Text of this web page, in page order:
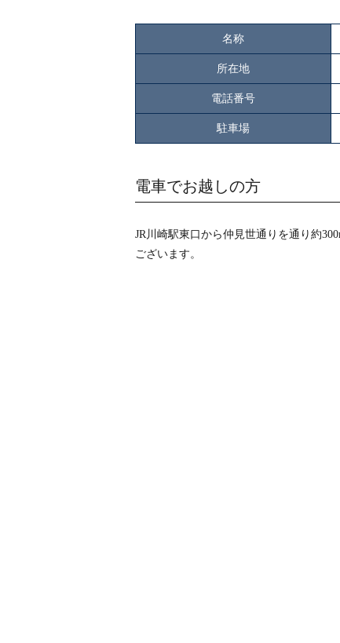
名称
所在地
電話番号
駐車場
電車でお越しの方
JR川崎駅東口から仲見世通りを通り約
ございます。